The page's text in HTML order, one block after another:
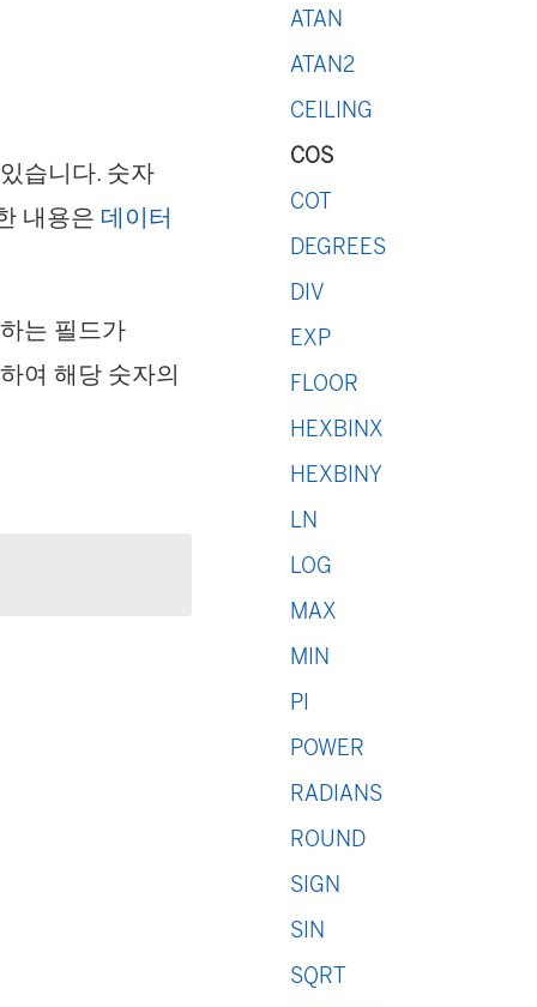
습니다. 숫자
내용은 데이터
는 필드가
여 해당 숫자의
ATAN
ATAN2
CEILING
COS
COT
DEGREES
DIV
EXP
FLOOR
HEXBINX
HEXBINY
LN
LOG
MAX
MIN
PI
POWER
RADIANS
ROUND
SIGN
SIN
SQRT